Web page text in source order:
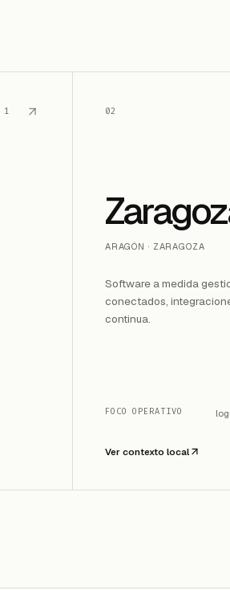
1 02
ARAGÓN · ZARAGOZA
Software a medida
conectados,
continua.
FOCO OPERATIVO
Ver contexto local